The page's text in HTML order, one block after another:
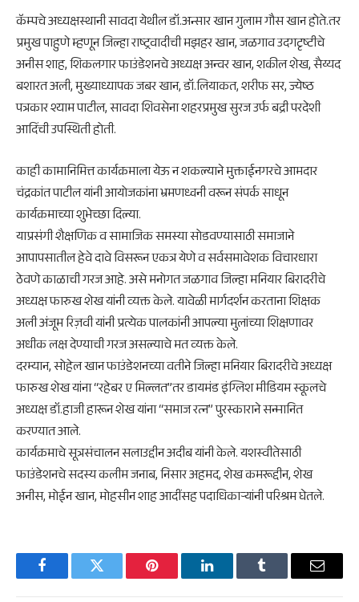
कॅम्पचे अध्यक्षस्थानी सावदा येथील डॉ.अन्सार खान गुलाम गौस खान होते.तर
प्रमुख पाहुणे म्हणून जिल्हा राष्ट्रवादीची मझहर खान, जळगाव उदगटृष्टीचे
अनीस शाह, शिकलगार फाउंडेशनचे अध्यक्ष अन्वर खान, शकील शेख, सैय्यद
बशारत अली, मुख्याध्यापक जबर खान, डॉ.लियाकत, शरीफ सर, ज्येष्ठ
पत्रकार श्याम पाटील, सावदा शिवसेना शहरप्रमुख सुरज उर्फ बद्री परदेशी
आदिंची उपस्थिती होती.
काही कामानिमित्त कार्यक्रमाला येऊ न शकल्याने मुक्ताईनगरचे आमदार
चंद्रकांत पाटील यांनी आयोजकांना भ्रमणध्वनी वरून संपर्क साधून
कार्यक्रमाच्या शुभेच्छा दिल्या.
याप्रसंगी शैक्षणिक व सामाजिक समस्या सोडवण्यासाठी समाजाने
आपापसातील हेवे दावे विसरून एकत्र येणे व सर्वसमावेशक विचारधारा
ठेवणे काळाची गरज आहे. असे मनोगत जळगाव जिल्हा मनियार बिरादरीचे
अध्यक्ष फारुख शेख यांनी व्यक्त केले. यावेळी मार्गदर्शन करताना शिक्षक
अली अंजूम रिज़वी यांनी प्रत्येक पालकांनी आपल्या मुलांच्या शिक्षणावर
अधीक लक्ष देण्याची गरज असल्याचे मत व्यक्त केले.
दरम्यान, सोहेल खान फाउंडेशनच्या वतीने जिल्हा मनियार बिरादरीचे अध्यक्ष
फारुख शेख यांना “रहेबर ए मिल्लत”तर डायमंड इंग्लिश मीडियम स्कूलचे
अध्यक्ष डॉ.हाजी हारून शेख यांना “समाज रत्न” पुरस्काराने सन्मानित
करण्यात आले.
कार्यक्रमाचे सूत्रसंचालन सलाउद्दीन अदीब यांनी केले. यशस्वीतेसाठी
फाउंडेशनचे सदस्य कलीम जनाब, निसार अहमद, शेख कमरूद्दीन, शेख
अनीस, मोईन खान, मोहसीन शाह आदींसह पदाधिकाऱ्यांनी परिश्रम घेतले.
FacebookTwitter Pinterest LinkedInTumblr Email